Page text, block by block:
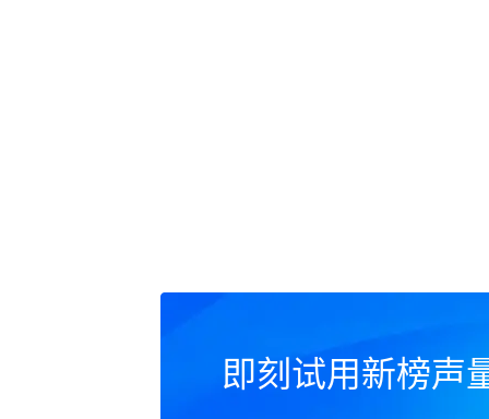
即刻试用新榜声